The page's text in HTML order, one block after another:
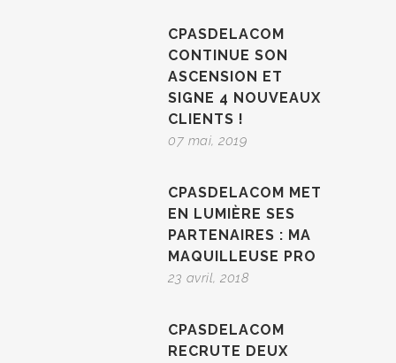
CPASDELACOM
CONTINUE SON
ASCENSION ET
SIGNE 4 NOUVEAUX
CLIENTS !
07 mai, 2019
CPASDELACOM MET
EN LUMIÈRE SES
PARTENAIRES : MA
MAQUILLEUSE PRO
23 avril, 2018
CPASDELACOM
RECRUTE DEUX